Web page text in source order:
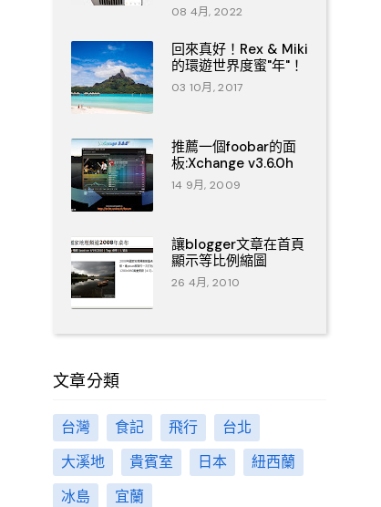
08 4月, 2022
回來真好！Rex & Miki
的環遊世界度蜜"年"！
03 10月, 2017
推薦一個foobar的面
板:Xchange v3.6.0h
14 9月, 2009
讓blogger文章在首頁
顯示等比例縮圖
26 4月, 2010
文章分類
台灣 食記 飛行
台北
大溪地
貴賓室 日本
紐西蘭
冰島
宜蘭